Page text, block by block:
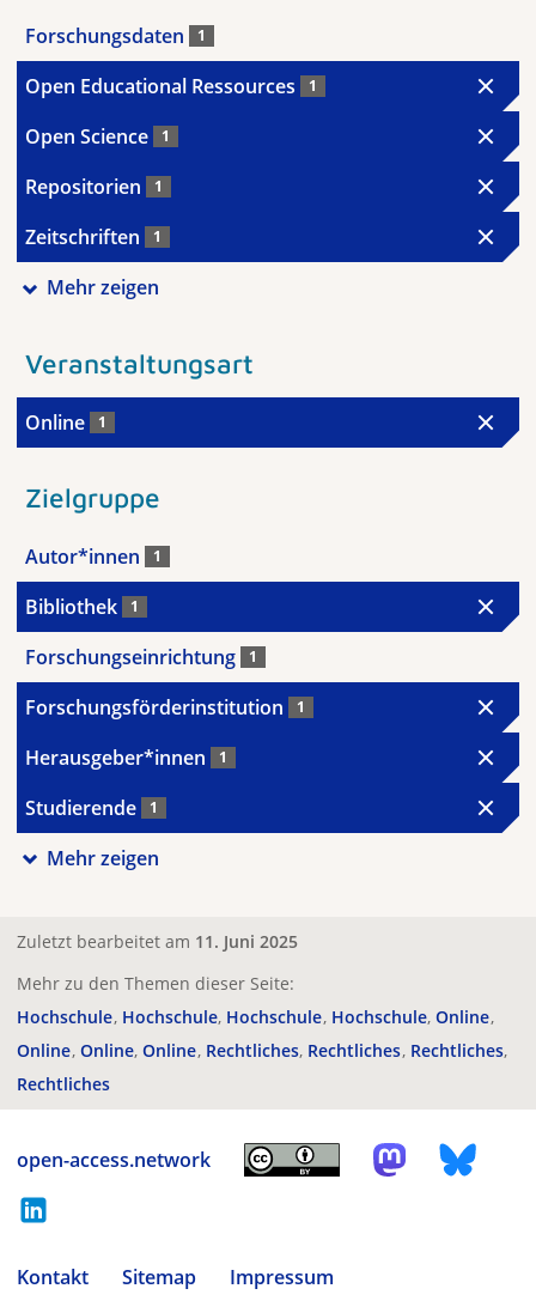
Forschungsdaten 1
Open Educational Ressources 1
Open Science 1
Repositorien 1
Zeitschriften 1
Mehr zeigen
Veranstaltungsart
Online 1
Zielgruppe
Autor*innen 1
Bibliothek 1
Forschungseinrichtung 1
Forschungsförderinstitution 1
Herausgeber*innen 1
Studierende 1
Mehr zeigen
Zuletzt bearbeitet am 11. Juni 2025
Mehr zu den Themen dieser Seite:
Hochschule Hochschule Hochschule Hochschule Online
Online Online Online Rechtliches Rechtliches Rechtliches
Rechtliches
open-access.network
Kontakt Sitemap
Impressum